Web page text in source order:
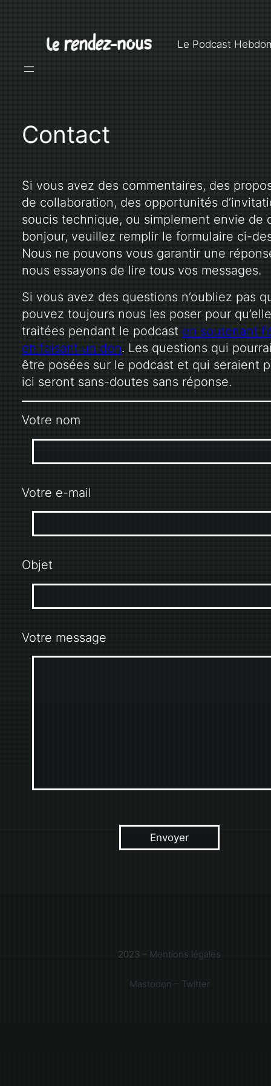
Le Podcast
Contact
Si vous avez des commentaires, des
de collaboration, des opportunités
soucis technique, ou simplement envie de
bonjour, veuillez remplir le formulaire ci-
Nous ne pouvons vous garantir une
nous essayons de lire tous vos messages.
Si vous avez des questions n’oubliez pas
pouvez toujours nous les poser pour
traitées pendant le podcast en soutenant
en faisant un don. Les questions qui
être posées sur le podcast et qui seraient
ici seront sans-doutes sans réponse.
Votre nom
Votre e-mail
Objet
Votre message
2023 – Mentions légales
Mastodon – Twitter